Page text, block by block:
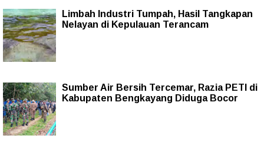
Limbah Industri Tumpah, Hasil Tangkapan
Nelayan di Kepulauan Terancam
Sumber Air Bersih Tercemar, Razia PETI di
Kabupaten Bengkayang Diduga Bocor